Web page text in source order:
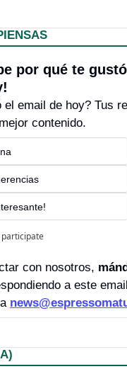
por qué te
el email de hoy? Tus
contenido.
con nosotros,
a este